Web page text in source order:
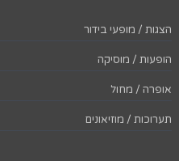
הצגות / מופעי בידור
הופעות / מוסיקה
אופרה / מחול
תערוכות / מוזיאונים